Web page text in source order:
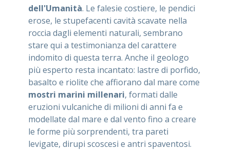
dell'Umanità. Le falesie costiere, le pendici
erose, le stupefacenti cavità scavate nella
roccia dagli elementi naturali, sembrano
stare qui a testimonianza del carattere
indomito di questa terra. Anche il geologo
più esperto resta incantato: lastre di porfido,
basalto e riolite che affiorano dal mare come
mostri marini millenari, formati dalle
eruzioni vulcaniche di milioni di anni fa e
modellate dal mare e dal vento fino a creare
le forme più sorprendenti, tra pareti
levigate, dirupi scoscesi e antri spaventosi.